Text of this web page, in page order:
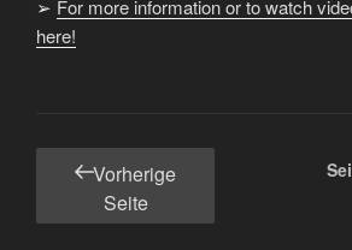
➢ For more information or to watch
here!
Seitennummerierung
Beiträge
Vorherige
Seite